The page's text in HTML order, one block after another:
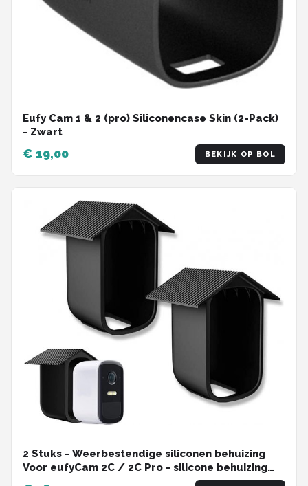
Eufy Cam 1 & 2 (pro) Siliconencase Skin (2-Pack)
- Zwart
€ 19,00 BEKIJK OP BOL
2 Stuks - Weerbestendige siliconen behuizing
Voor eufyCam 2C / 2C Pro - silicone behuizing
voor bewakingscamera - waterdichte - uv-